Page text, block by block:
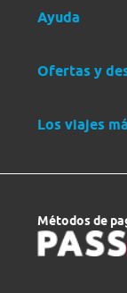
Ayuda
Ofertas y
Los viajes
Métodos de